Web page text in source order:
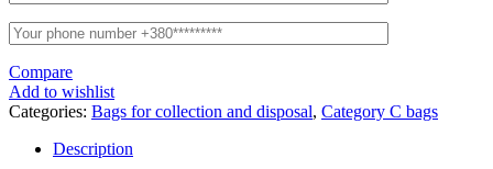
Compare
Add to wishlist
Categories: Bags for collection and disposal, Category C bags
Description